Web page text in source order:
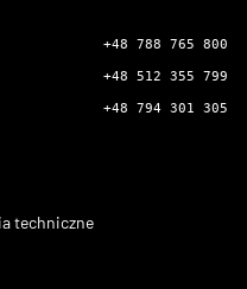
+48 788 765 800
+48 512 355 799
+48 794 301 305
techniczne